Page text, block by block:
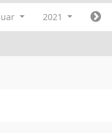
2021